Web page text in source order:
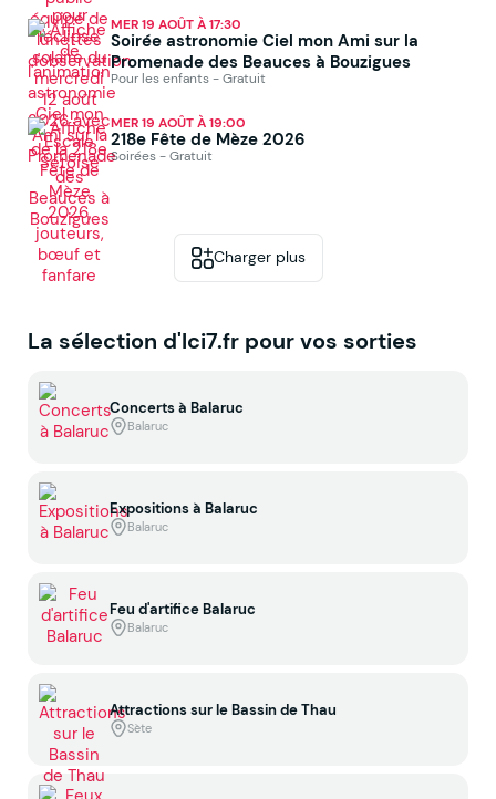
MER 19 AOÛT À 17:30
Soirée astronomie Ciel mon Ami sur la
Promenade des Beauces à Bouzigues
Pour les enfants - Gratuit
MER 19 AOÛT À 19:00
218e Fête de Mèze 2026
Soirées - Gratuit
Charger plus
La sélection d'Ici7.fr pour vos sorties
Concerts à Balaruc
Balaruc
Expositions à Balaruc
Balaruc
Feu d'artifice Balaruc
Balaruc
Attractions sur le Bassin de Thau
Sète